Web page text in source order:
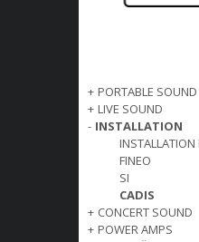
+ PORTABLE SOUND
+ LIVE SOUND
- INSTALLATION
INSTALLATION
FINEO
SI
CADIS
+ CONCERT SOUND
+ POWER AMPS